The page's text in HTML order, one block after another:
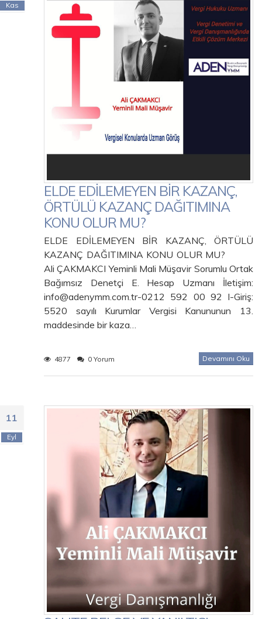
Kas
ELDE EDİLEMEYEN BİR KAZANÇ,
ÖRTÜLÜ KAZANÇ DAĞITIMINA
KONU OLUR MU?
ELDE EDİLEMEYEN BİR KAZANÇ, ÖRTÜLÜ
KAZANÇ DAĞITIMINA KONU OLUR MU?
Ali ÇAKMAKCI Yeminli Mali Müşavir Sorumlu Ortak
Bağımsız Denetçi E. Hesap Uzmanı İletişim:
info@adenymm.com.tr-0212 592 00 92 I-Giriş:
5520 sayılı Kurumlar Vergisi Kanununun 13.
maddesinde bir kaza…
4877 0 Yorum Devamını Oku
11
Eyl